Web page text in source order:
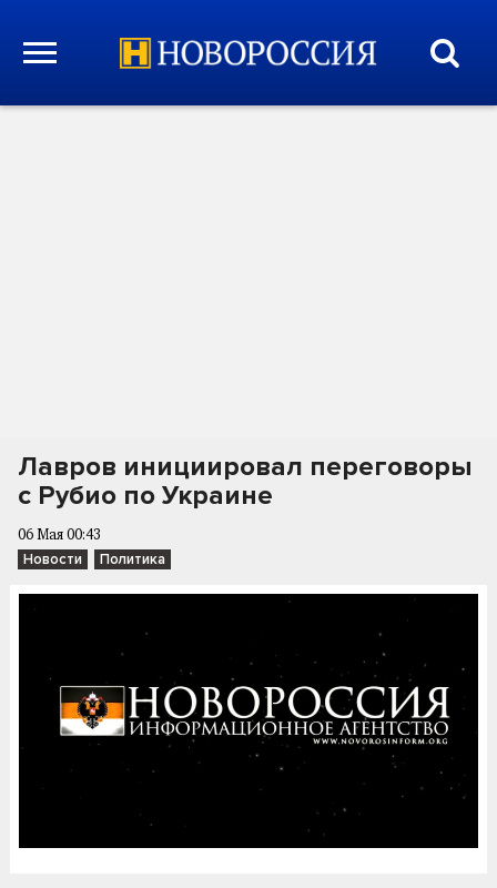
Лавров инициировал переговоры
с Рубио по Украине
06 Мая 00:43
Новости Политика